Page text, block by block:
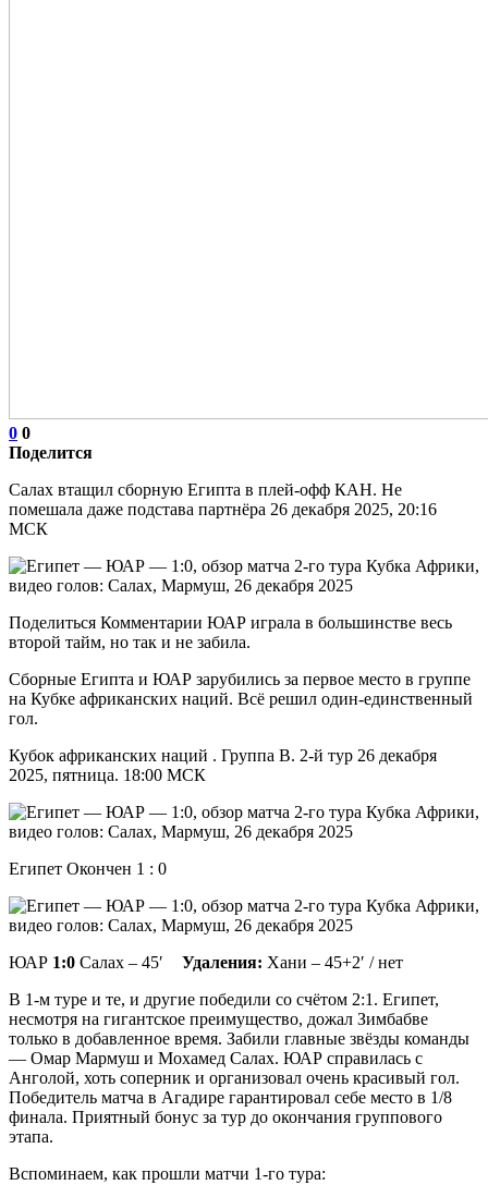
0 0
Поделится
Салах втащил сборную Египта в плей-офф КАН. Не
помешала даже подстава партнёра 26 декабря 2025, 20:16
МСК
Поделиться Комментарии ЮАР играла в большинстве весь
второй тайм, но так и не забила.
Сборные Египта и ЮАР зарубились за первое место в группе
на Кубке африканских наций. Всё решил один-единственный
гол.
Кубок африканских наций . Группа B. 2-й тур 26 декабря
2025, пятница. 18:00 МСК
Египет Окончен 1 : 0
ЮАР 1:0 Салах – 45′ Удаления: Хани – 45+2′ / нет
В 1-м туре и те, и другие победили со счётом 2:1. Египет,
несмотря на гигантское преимущество, дожал Зимбабве
только в добавленное время. Забили главные звёзды команды
— Омар Мармуш и Мохамед Салах. ЮАР справилась с
Анголой, хоть соперник и организовал очень красивый гол.
Победитель матча в Агадире гарантировал себе место в 1/8
финала. Приятный бонус за тур до окончания группового
этапа.
Вспоминаем, как прошли матчи 1-го тура: